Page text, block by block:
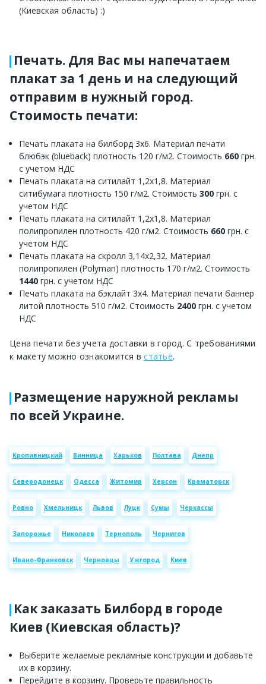
(Киевская область) :)
Печать. Для Вас мы напечатаем
плакат за 1 день и на следующий
отправим в нужный город.
Стоимость печати:
Печать плаката на билборд 3х6. Материал печати
блюбэк (blueback) плотность 120 г/м2. Стоимость 660 грн.
с учетом НДС
Печать плаката на ситилайт 1,2х1,8. Материал
ситибумага плотность 150 г/м2. Стоимость 300 грн. с
учетом НДС
Печать плаката на ситилайт 1,2х1,8. Материал
полипропилен плотность 420 г/м2. Стоимость 660 грн. с
учетом НДС
Печать плаката на скролл 3,14х2,32. Материал
полипропилен (Polyman) плотность 170 г/м2. Стоимость
1440 грн. с учетом НДС
Печать плаката на бэклайт 3х4. Материал печати баннер
литой плотность 510 г/м2. Стоимость 2400 грн. с учетом
НДС
Цена печати без учета доставки в город. С требованиями
к макету можно ознакомится встатье.
Размещение наружной рекламы
по всей Украине.
Кропивницкий Винница Харьков Полтава Днепр
Северодонецк Одесса Житомир Херсон Краматорск
Ровно Хмельницк Львов Луцк Сумы Черкассы
Запорожье Николаев Тернополь Чернигов
Ивано-Франковск Черновцы Ужгород Киев
Как заказать Билборд в городе
Киев (Киевская область)?
Выберите желаемые рекламные конструкции и добавьте
их в корзину.
Перейдите в корзину. Проверьте правильность